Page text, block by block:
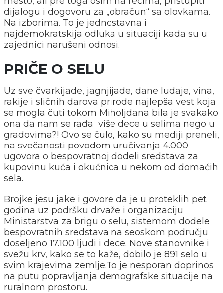
dijalogu i dogovoru za „obračun“ sa olovkama.
Na izborima. To je jednostavna i
najdemokratskija odluka u situaciji kada su u
zajednici narušeni odnosi.
PRIČE O SELU
Uz sve čvarkijade, jagnjijade, dane ludaje, vina,
rakije i sličnih darova prirode najlepša vest koja
se mogla čuti tokom Miholjdana bila je svakako
ona da nam se rađa više dece u selima nego u
gradovima?! Ovo se čulo, kako su mediji preneli,
na svečanosti povodom uručivanja 4.000
ugovora o bespovratnoj dodeli sredstava za
kupovinu kuća i okućnica u nekom od domaćih
sela.
Brojke jesu jake i govore da je u proteklih pet
godina uz podršku drvaže i organizaciju
Ministarstva za brigu o selu, sistemom dodele
bespovratnih sredstava na seoskom području
doseljeno 17.100 ljudi i dece. Nove stanovnike i
svežu krv, kako se to kaže, dobilo je 891 selo u
svim krajevima zemlje.To je nesporan doprinos
na putu popravljanja demografske situacije na
ruralnom prostoru.